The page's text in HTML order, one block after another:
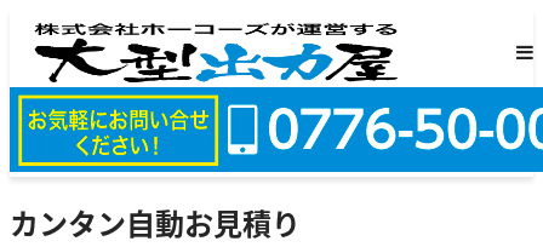
カンタン自動お見積り